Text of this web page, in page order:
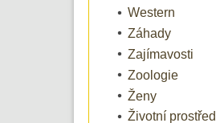
Western
Záhady
Zajímavosti
Zoologie
Ženy
Životní